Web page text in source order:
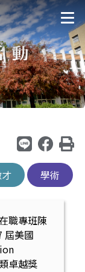
動
學術
職專班陳
屆美國
卓越獎